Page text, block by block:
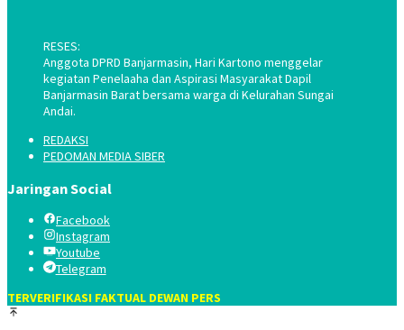
RESES:
Anggota DPRD Banjarmasin, Hari Kartono menggelar
kegiatan Penelaaha dan Aspirasi Masyarakat Dapil
Banjarmasin Barat bersama warga di Kelurahan Sungai
Andai.
REDAKSI
PEDOMAN MEDIA SIBER
Jaringan Social
Facebook
Instagram
Youtube
Telegram
TERVERIFIKASI FAKTUAL DEWAN PERS